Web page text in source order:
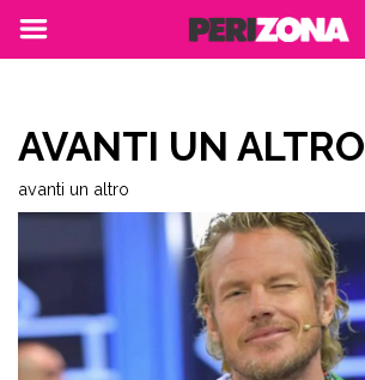
AVANTI UN ALTRO
avanti un altro